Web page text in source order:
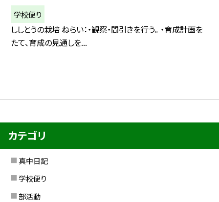
学校便り
ししとうの栽培 ねらい：・観察・間引きを行う。 ・育成計画を
たて、育成の見通しを...
カテゴリ
真中日記
学校便り
部活動